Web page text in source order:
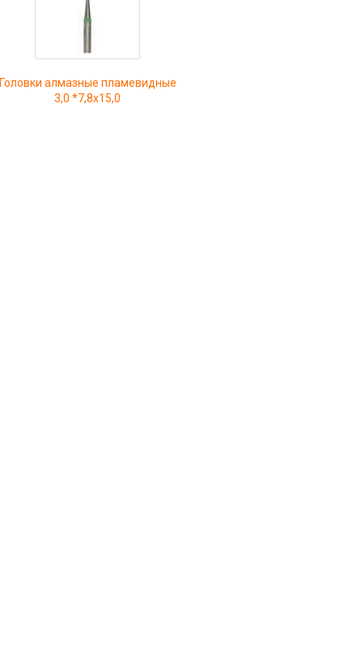
Головки алмазные пламевидные
3,0 *7,8х15,0